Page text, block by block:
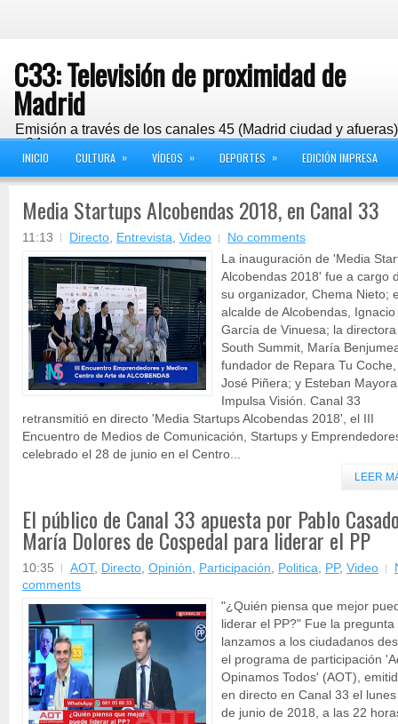
C33: Televisión de proximidad de
Madrid
Emisión a través de los canales 45 (Madrid ciudad y
y 24
INICIO CULTURA » VÍDEOS » DEPORTES » EDICIÓN IMPRESA
Media Startups Alcobendas 2018, en Canal 33
11:13 Directo, Entrevista, Video
No comments
La inauguración de 'Media
Alcobendas 2018' fue a cargo
su organizador, Chema Nieto;
alcalde de Alcobendas, Ignacio
García de Vinuesa; la
South Summit, María
fundador de Repara Tu Coche,
José Piñera; y Esteban
Impulsa Visión. Canal 33
retransmitió en directo 'Media Startups Alcobendas 2018', el III
Encuentro de Medios de Comunicación, Startups y
celebrado el 28 de junio en el Centro...
LEER
El público de Canal 33 apuesta por Pablo
María Dolores de Cospedal para liderar el PP
10:35 AOT, Directo, Opinión, Participación, Politica, PP, Video
comments
"¿Quién piensa que mejor
liderar el PP?" Fue la pregunta
lanzamos a los ciudadanos
el programa de participación
Opinamos Todos' (AOT),
en directo en Canal 33 el
de junio de 2018, a las 22